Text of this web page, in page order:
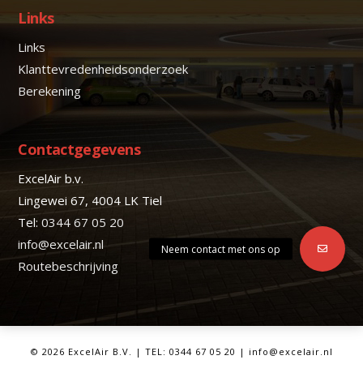
Links
Links
Klanttevredenheidsonderzoek
Berekening
Contactgegevens
ExcelAir b.v.
Lingewei 67, 4004 LK Tiel
Tel:0344 67 05 20
info@excelair.nl
Routebeschrijving
© 2026 ExcelAir B.V. | TEL: 0344 67 05 20 | info@excelair.nl